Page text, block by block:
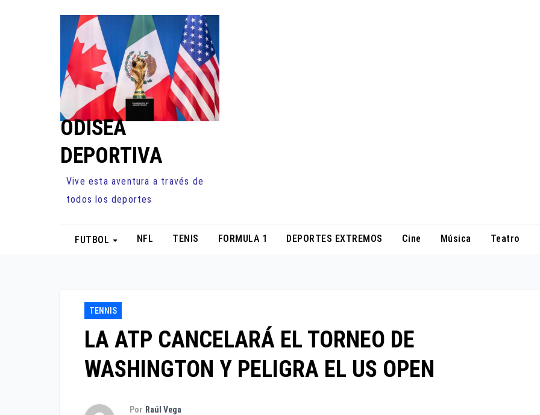
ODISEA
DEPORTIVA
Vive esta aventura a través de
todos los deportes
FUTBOL NFL TENIS FORMULA 1 DEPORTES EXTREMOS Cine Música Teatro
TENNIS
LA ATP CANCELARÁ EL TORNEO DE
WASHINGTON Y PELIGRA EL US OPEN
Por Raúl Vega